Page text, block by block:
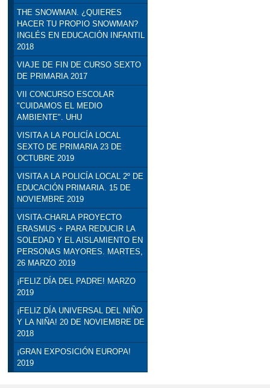
THE SNOWMAN. ¿QUIERES
HACER TU PROPIO SNOWMAN?
INGLÉS EN EDUCACIÓN INFANTIL
2018
VIAJE DE FIN DE CURSO SEXTO
DE PRIMARIA 2017
VII CONCURSO ESCOLAR
"CUIDAMOS EL MEDIO
AMBIENTE". UHU
VISITA A LA POLICÍA LOCAL
SEXTO DE PRIMARIA 23 DE
OCTUBRE 2019
VISITA A LA POLICÍA LOCAL 2º DE
EDUCACIÓN PRIMARIA. 15 DE
NOVIEMBRE 2019
VISITA-CHARLA PROYECTO
ERASMUS + PARA REDUCIR LA
SOLEDAD Y EL AISLAMIENTO EN
PERSONAS MAYORES. MARTES,
26 MARZO 2019
¡FELIZ DÍA DEL PADRE! MARZO
2019
¡FELIZ DÍA UNIVERSAL DEL NIÑO
Y LA NIÑA! 20 DE NOVIEMBRE DE
2018
¡GRAN EXPOSICIÓN EUROPA!
2019